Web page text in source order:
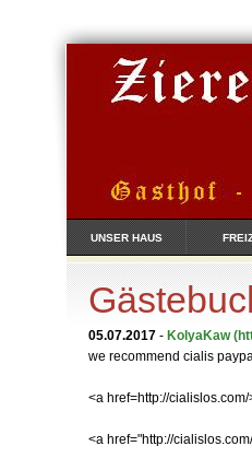
UNSER HAUS
05.07.2017 - KolyaKaw
we recommend cialis
<a href=http://
<a href="http://